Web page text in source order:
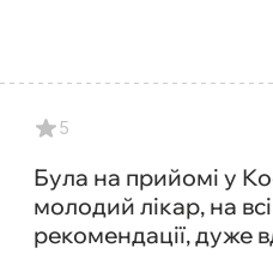
5
Була на прийомі у
молодий лікар, на
рекомендації, дуже